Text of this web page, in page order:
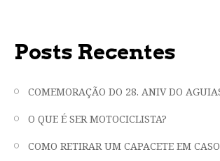
Posts Recentes
COMEMORAÇÃO DO 28. ANIV DO
O QUE É SER MOTOCICLISTA?
COMO RETIRAR UM CAPACETE EM